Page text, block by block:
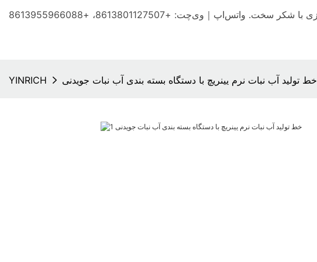
واتس‌اپ｜وی‌چت: +8613801127507، +8613955966088
YINRICH خط تولید آب نبات نرم یینریچ با دستگاه بسته بندی آب نبات جویدنی